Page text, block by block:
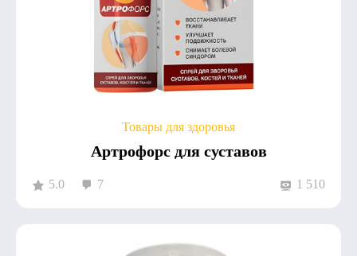
Товары для здоровья
Артрофорс для суставов
5.0 7 1 510